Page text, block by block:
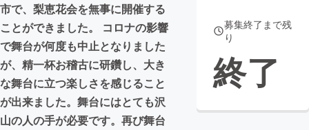
市で、梨恵花会を無事に開催する
ことができました。 コロナの影響
で舞台が何度も中止となりました
が、精一杯お稽古に研鑽し、大き
な舞台に立つ楽しさを感じること
が出来ました。舞台にはとても沢
山の人の手が必要です。再び舞台
募集終了まで残
り
終了